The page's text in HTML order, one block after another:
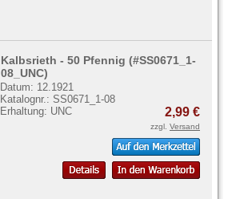
Kalbsrieth - 50 Pfennig (#SS0671_1-
08_UNC)
Datum: 12.1921
Katalognr.: SS0671_1-08
Erhaltung: UNC
2,99 €
zzgl. Versand